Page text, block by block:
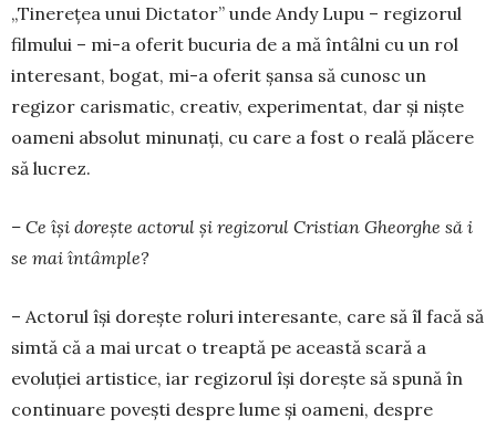
„Tinerețea unui Dictator” unde Andy Lupu – regizorul
filmului – mi-a oferit bucuria de a mă întâlni cu un rol
interesant, bogat, mi-a oferit șansa să cunosc un
regizor carismatic, creativ, experimentat, dar și niște
oameni absolut minunați, cu care a fost o reală plăcere
să lucrez.
– Ce își dorește actorul și regizorul Cristian Gheorghe să i
se mai întâmple?
– Actorul își dorește roluri interesante, care să îl facă să
simtă că a mai urcat o treaptă pe această scară a
evoluției artistice, iar regizorul își dorește să spună în
continuare povești despre lume și oameni, despre